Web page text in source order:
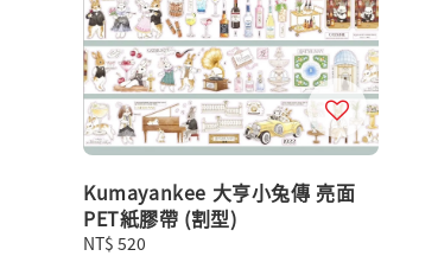
Kumayankee 大亨小兔傳 亮面
PET紙膠帶 (割型)
Regular
NT$ 520